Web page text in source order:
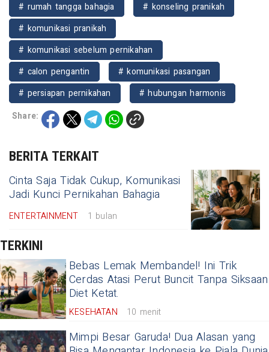
# rumah tangga bahagia
# konseling pranikah
# komunikasi pranikah
# komunikasi sebelum pernikahan
# calon pengantin
# komunikasi pasangan
# persiapan pernikahan
# hubungan harmonis
Share:
BERITA TERKAIT
Cinta Saja Tidak Cukup, Komunikasi
Jadi Kunci Pernikahan Bahagia
ENTERTAINMENT 1 bulan
TERKINI
Bebas Lemak Membandel! Ini Trik
Cerdas Atasi Perut Buncit Tanpa Siksaan
Diet Ketat.
KESEHATAN 10 menit
Mimpi Besar Garuda! Dua Alasan yang